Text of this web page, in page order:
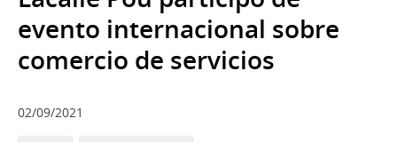
evento internacional sobre
comercio de servicios
02/09/2021